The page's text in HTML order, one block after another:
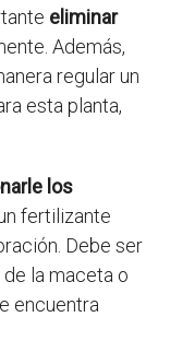
eliminar
Además,
regular un
esta planta,
los
fertilizante
Debe ser
la maceta o
encuentra